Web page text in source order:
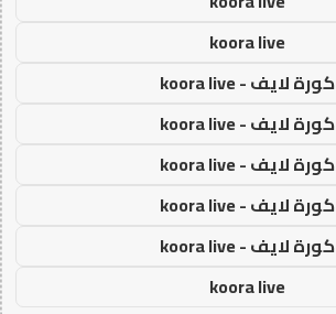
koora live
كورة لايف - koora live
كورة لايف - koora live
كورة لايف - koora live
كورة لايف - koora live
كورة لايف - koora live
koora live